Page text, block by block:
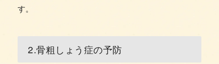
す。
2.骨粗しょう症の予防